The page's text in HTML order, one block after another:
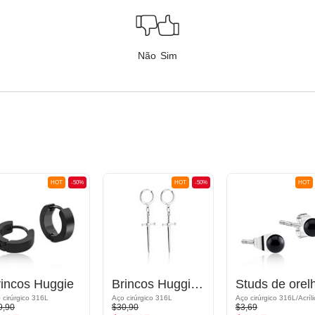
Não Sim
-50%
HOT
Huggie
cirúrgico 316L
-50%
HOT
Brincos Huggie com design de espada
Aço cirúrgico 316L
$30,90
HOT
Studs de
Aço cirúrgico 316L/
$3,69